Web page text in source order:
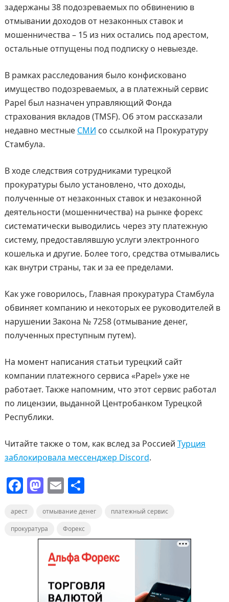
задержаны 38 подозреваемых по обвинению в
отмывании доходов от незаконных ставок и
мошенничества – 15 из них остались под арестом,
остальные отпущены под подписку о невыезде.
В рамках расследования было конфисковано
имущество подозреваемых, а в платежный сервис
Papel был назначен управляющий Фонда
страхования вкладов (TMSF). Об этом рассказали
недавно местные СМИ со ссылкой на Прокуратуру
Стамбула.
В ходе следствия сотрудниками турецкой
прокуратуры было установлено, что доходы,
полученные от незаконных ставок и незаконной
деятельности (мошенничества) на рынке форекс
систематически выводились через эту платежную
систему, предоставлявшую услуги электронного
кошелька и другие. Более того, средства отмывались
как внутри страны, так и за ее пределами.
Как уже говорилось, Главная прокуратура Стамбула
обвиняет компанию и некоторых ее руководителей в
нарушении Закона № 7258 (отмывание денег,
полученных преступным путем).
На момент написания статьи турецкий сайт
компании платежного сервиса «Papel» уже не
работает. Также напомним, что этот сервис работал
по лицензии, выданной Центробанком Турецкой
Республики.
Читайте также о том, как вслед за Россией Турция
заблокировала мессенджер Discord.
F
c
e
M
st
o
d
o
n
E
ai
l
О
п
р
а
в
и
арест отмывание денег
платежный сервис
прокуратура
Форекс